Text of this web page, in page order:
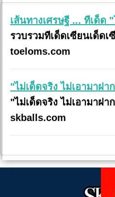
เส้นทางเศรษฐี ... ทีเด็ด
รวบรวมทีเด็ดเซียนเด็ดเ
toeloms.com
"ไม่เด็ดจริง ไม่เอามาฝา
"ไม่เด็ดจริง ไม่เอามาฝา
skballs.com